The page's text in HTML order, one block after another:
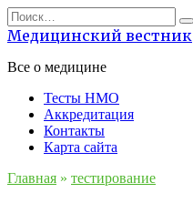
Перейти
к
содержанию
Search
for:
Медицинский вестник
Все о медицине
Тесты НМО
Аккредитация
Контакты
Карта сайта
Главная » тестирование